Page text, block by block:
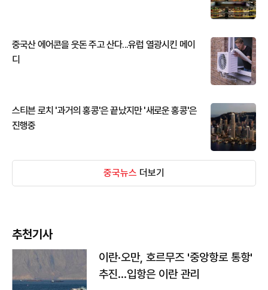
중국산 에어콘을 웃돈 주고 산다...유럽 열광시킨 메이
디
스티븐 로치 '과거의 홍콩'은 끝났지만 '새로운 홍콩'은
진행중
중국뉴스 더보기
추천기사
이란·오만, 호르무즈 '중앙항로 통항'
추진…입항은 이란 관리